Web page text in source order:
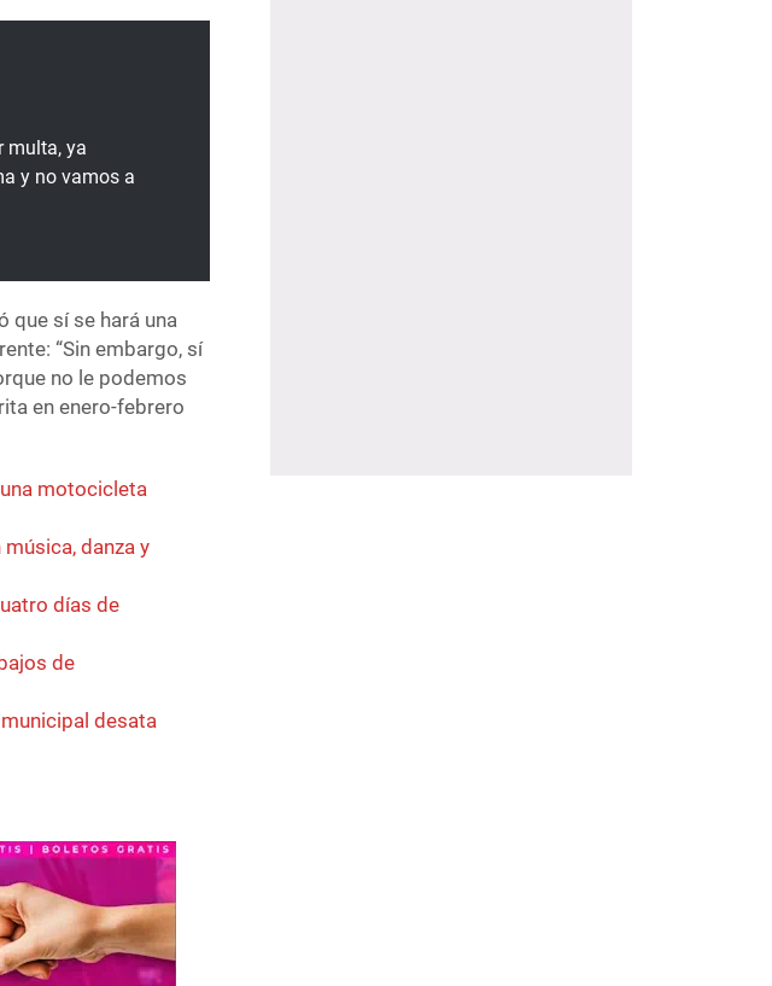
multa, ya
y no vamos a
que sí se hará una
“Sin embargo, sí
no le podemos
en enero-febrero
motocicleta
danza y
días de
de
desata